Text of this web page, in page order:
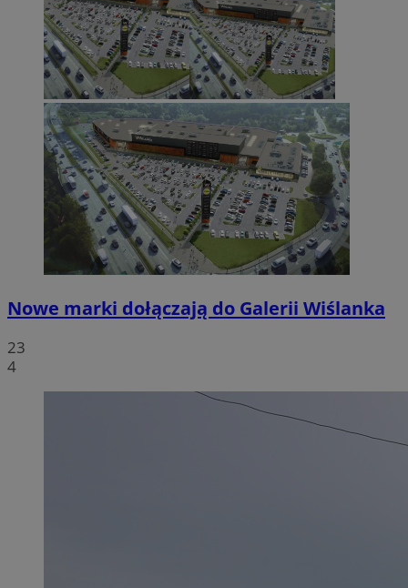
Nowe marki dołączają do Galerii Wiślanka
23
4